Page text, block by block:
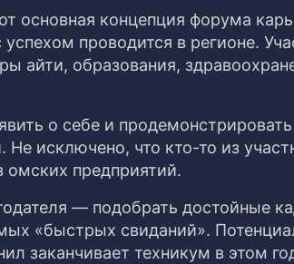
основная концепция форума
проводится в регионе.
айти, образования,
о себе и продемонстрировать
исключено, что кто-то из
омских предприятий.
— подобрать достойные
«быстрых свиданий».
заканчивает техникум в этом